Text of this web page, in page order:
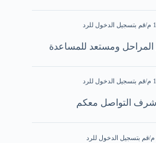
قم بتسجيل الدخول للرد
ومستعد للمساعدة
قم بتسجيل الدخول للرد
شرف التواصل معكم
قم بتسجيل الدخول للرد